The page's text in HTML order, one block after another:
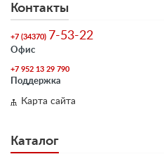
Контакты
+7 (34370) 7-53-22
Офис
+7 952 13 29 790
Поддержка
Карта сайта
Каталог